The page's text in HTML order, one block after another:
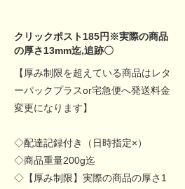
クリックポスト185円※実際の商品
の厚さ13mm迄,追跡〇
【厚み制限を超えている商品はレタ
ーパックプラスor宅急便へ発送料金
変更になります】
◇配達記録付き（日時指定×）
◇商品重量200g迄
◇【厚み制限】実際の商品の厚さ1